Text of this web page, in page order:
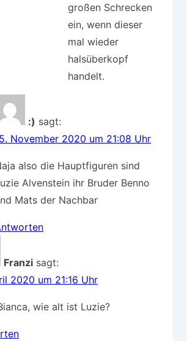
großen Schrecken
ein, wenn dieser
mal wieder
halsüberkopf
handelt.
:) sagt:
November 2020 um 21:08 Uhr
also die Hauptfiguren sind
Alvenstein ihr Bruder Benno
Mats der Nachbar
Franzi sagt:
2020 um 21:16 Uhr
wie alt ist Luzie?